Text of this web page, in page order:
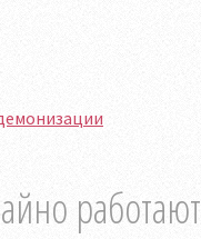
работают